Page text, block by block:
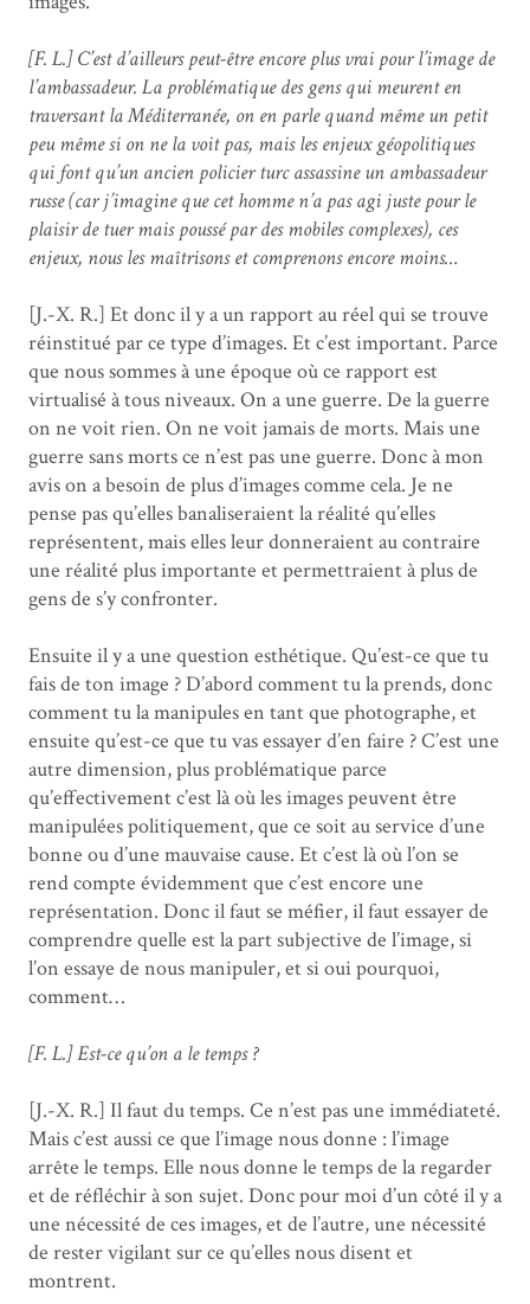
[F. L.] C’est d’ailleurs peut-être encore plus vrai pour l’image de
l’ambassadeur. La problématique des gens qui meurent en
traversant la Méditerranée, on en parle quand même un petit
peu même si on ne la voit pas, mais les enjeux géopolitiques
qui font qu’un ancien policier turc assassine un ambassadeur
russe (car j’imagine que cet homme n’a pas agi juste pour le
plaisir de tuer mais poussé par des mobiles complexes), ces
enjeux, nous les maîtrisons et comprenons encore moins…
[J.-X. R.] Et donc il y a un rapport au réel qui se trouve
réinstitué par ce type d’images. Et c’est important. Parce
que nous sommes à une époque où ce rapport est
virtualisé à tous niveaux. On a une guerre. De la guerre
on ne voit rien. On ne voit jamais de morts. Mais une
guerre sans morts ce n’est pas une guerre. Donc à mon
avis on a besoin de plus d’images comme cela. Je ne
pense pas qu’elles banaliseraient la réalité qu’elles
représentent, mais elles leur donneraient au contraire
une réalité plus importante et permettraient à plus de
gens de s’y confronter.
Ensuite il y a une question esthétique. Qu’est-ce que tu
fais de ton image ? D’abord comment tu la prends, donc
comment tu la manipules en tant que photographe, et
ensuite qu’est-ce que tu vas essayer d’en faire ? C’est une
autre dimension, plus problématique parce
qu’effectivement c’est là où les images peuvent être
manipulées politiquement, que ce soit au service d’une
bonne ou d’une mauvaise cause. Et c’est là où l’on se
rend compte évidemment que c’est encore une
représentation. Donc il faut se méfier, il faut essayer de
comprendre quelle est la part subjective de l’image, si
l’on essaye de nous manipuler, et si oui pourquoi,
comment…
[F. L.] Est-ce qu’on a le temps ?
[J.-X. R.] Il faut du temps. Ce n’est pas une immédiateté.
Mais c’est aussi ce que l’image nous donne : l’image
arrête le temps. Elle nous donne le temps de la regarder
et de réfléchir à son sujet. Donc pour moi d’un côté il y a
une nécessité de ces images, et de l’autre, une nécessité
de rester vigilant sur ce qu’elles nous disent et
montrent.